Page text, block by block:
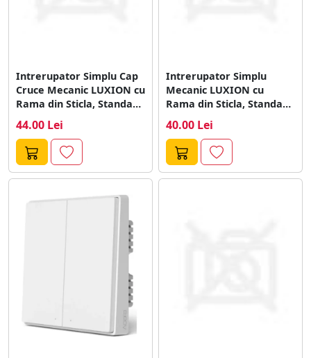
Intrerupator Simplu Cap
Cruce Mecanic LUXION cu
Rama din Sticla, Standard
44.00 Lei
Intrerupator Simplu
Mecanic LUXION cu
Rama din Sticla, Standard
40.00 Lei